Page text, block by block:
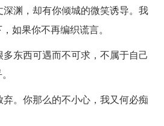
渊，却有你倾城的微笑诱导。我
如果你不再编织谎言。
东西可遇而不可求，不属于自己
。你那么的不小心，我又何必痴